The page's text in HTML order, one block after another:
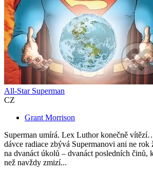
All-Star Superman
CZ
Grant Morrison
Superman umírá. Lex Luthor konečně
dávce radiace zbývá Supermanovi ani ne rok
na dvanáct úkolů – dvanáct posledních činů,
než navždy zmizí...